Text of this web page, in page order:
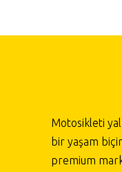
Motosikleti
bir yaşam
premium